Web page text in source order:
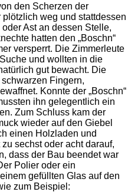
den Scherzen der
weg und stattdessen
Ast an dessen Stelle,
hatten den „Boschn“
versperrt. Die Zimmerleute
und wollten in die
gut bewacht. Die
Fingern,
Konnte der „Boschn“
ihn gelegentlich ein
Zum Schluss kam der
wieder auf den Giebel
einen Holzladen und
sechst oder acht darauf,
dass der Bau beendet war
Polier oder ein
gefüllten Glas auf den
zum Beispiel: